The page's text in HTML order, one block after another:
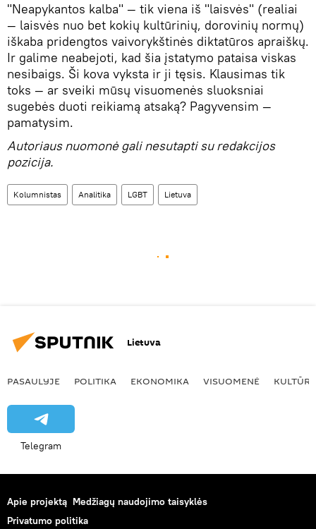
"Neapykantos kalba" — tik viena iš "laisvės" (realiai
— laisvės nuo bet kokių kultūrinių, dorovinių normų)
iškaba pridengtos vaivorykštinės diktatūros apraiškų.
Ir galime neabejoti, kad šia įstatymo pataisa viskas
nesibaigs. Ši kova vyksta ir ji tęsis. Klausimas tik
toks — ar sveiki mūsų visuomenės sluoksniai
sugebės duoti reikiamą atsaką? Pagyvensim —
pamatysim.
Autoriaus nuomonė gali nesutapti su redakcijos
pozicija.
Kolumnistas Analitika LGBT Lietuva
Lietuva
PASAULYJE POLITIKA EKONOMIKA VISUOMENĖ KULTŪRA
Telegram
Apie projektą Medžiagų naudojimo taisyklės
Privatumo politika